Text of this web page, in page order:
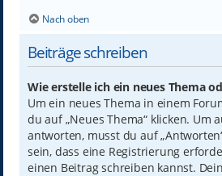
Nach oben
Beiträge schreiben
Wie erstelle ich ein neues Thema
Um ein neues Thema in einem
du auf „Neues Thema“ klicken. Um
antworten, musst du auf
sein, dass eine Registrierung
einen Beitrag schreiben kannst.